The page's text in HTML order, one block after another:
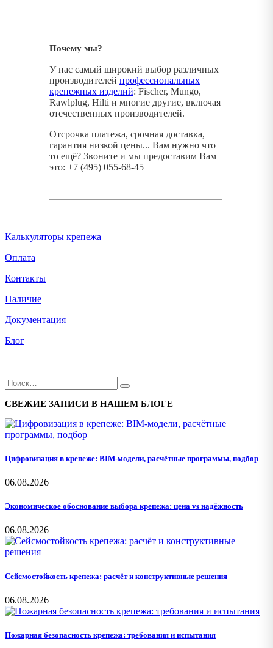
Почему мы?
У нас самый широкий выбор различных
производителей профессиональных
крепежных изделий: Fischer, Mungo,
Rawlplug, Hilti и многие другие, включая
отечественных производителей.
Отсрочка платежа, срочная доставка,
гарантия низкой цены... Вам нужно что
то ещё? Звоните и мы предоставим Вам
это: +7 (495) 055-68-45
Калькуляторы крепежа
Оплата
Контакты
Наличие
Документация
Блог
СВЕЖИЕ ЗАПИСИ В НАШЕМ БЛОГЕ
Цифровизация в крепеже: BIM-модели, расчётные программы, подбор
06.08.2026
Экономическое обоснование выбора крепежа: цена vs надёжность
06.08.2026
Сейсмостойкость крепежа: расчёт и конструктивные решения
06.08.2026
Пожарная безопасность крепежа: требования и испытания